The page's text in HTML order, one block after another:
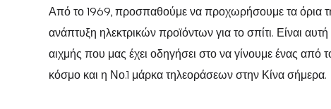
Από το 1969, προσπαθούμε να προχωρήσουμε τα όρια
ανάπτυξη ηλεκτρικών προϊόντων για το σπίτι. Είναι
αιχμής που μας έχει οδηγήσει στο να γίνουμε ένας
κόσμο και η Νο.1 μάρκα τηλεοράσεων στην Κίνα σήμερα.